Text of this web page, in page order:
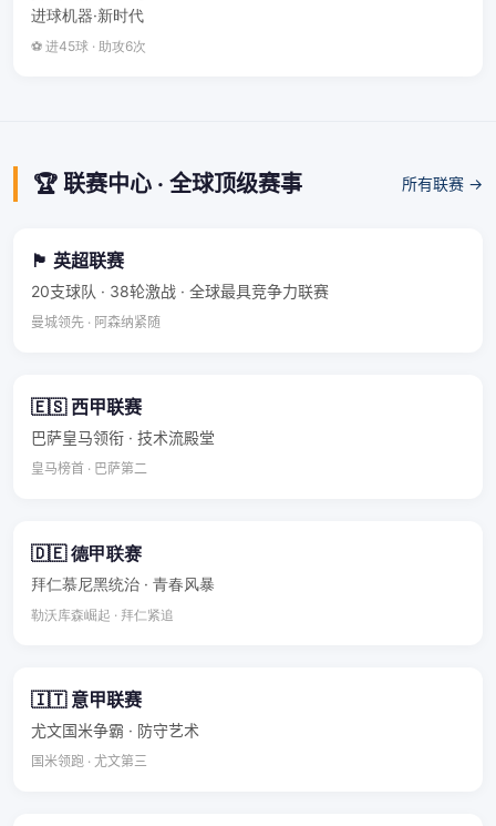
进球机器·新时代
⚽ 进45球 · 助攻6次
🏆 联赛中心 · 全球顶级赛事 所有联赛 →
🏴󠁧󠁢󠁥󠁮󠁧󠁿 英超联赛
20支球队 · 38轮激战 · 全球最具竞争力联赛
曼城领先 · 阿森纳紧随
🇪🇸 西甲联赛
巴萨皇马领衔 · 技术流殿堂
皇马榜首 · 巴萨第二
🇩🇪 德甲联赛
拜仁慕尼黑统治 · 青春风暴
勒沃库森崛起 · 拜仁紧追
🇮🇹 意甲联赛
尤文国米争霸 · 防守艺术
国米领跑 · 尤文第三